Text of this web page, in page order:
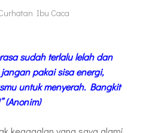
Ibu Caca
sudah terlalu lelah dan
pakai sisa energi,
untuk menyerah. Bangkit
(Anonim)